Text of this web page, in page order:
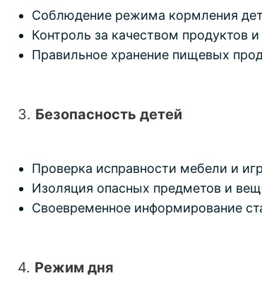
Соблюдение режима кормления
Контроль за качеством продуктов
Правильное хранение пищевых
3. Безопасность детей
Проверка исправности мебели и
Изоляция опасных предметов и
Своевременное информирование
4. Режим дня